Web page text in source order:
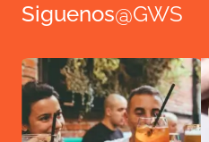
Siguenos@GWS